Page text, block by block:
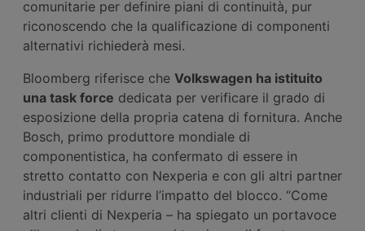
comunitarie per definire piani di continuità, pur
riconoscendo che la qualificazione di componenti
alternativi richiederà mesi.
Bloomberg riferisce che Volkswagen ha istituito
una task force dedicata per verificare il grado di
esposizione della propria catena di fornitura. Anche
Bosch, primo produttore mondiale di
componentistica, ha confermato di essere in
stretto contatto con Nexperia e con gli altri partner
industriali per ridurre l’impatto del blocco. “Come
altri clienti di Nexperia – ha spiegato un portavoce